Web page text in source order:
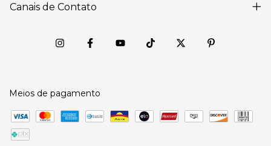
Canais de Contato
Meios de pagamento